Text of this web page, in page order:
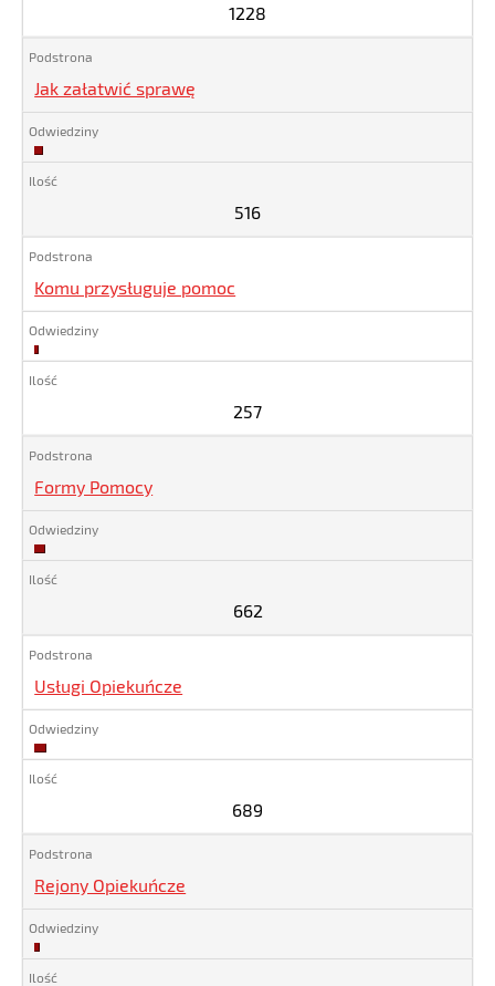
1228
Jak załatwić sprawę
516
516
Komu przysługuje pomoc
257
257
Formy Pomocy
662
662
Usługi Opiekuńcze
689
689
Rejony Opiekuńcze
287